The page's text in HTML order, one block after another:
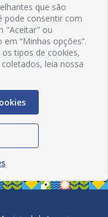
que são
pode consentir com
"Aceitar" ou
“Minhas opções”.
tipos de cookies,
leia nossa